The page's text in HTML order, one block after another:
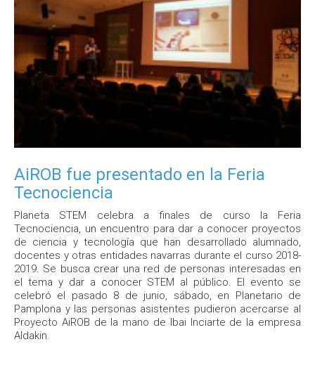
AiROB fue presentado en la Feria
Tecnociencia
Planeta STEM celebra a finales de curso la Feria
Tecnociencia, un encuentro para dar a conocer proyectos
de ciencia y tecnología que han desarrollado alumnado,
docentes y otras entidades navarras durante el curso 2018-
2019. Se busca crear una red de personas interesadas en
el tema y dar a conocer STEM al público. El evento se
celebró el pasado 8 de junio, sábado, en Planetario de
Pamplona y las personas asistentes pudieron acercarse al
Proyecto AiROB de la mano de Ibai Inciarte de la empresa
Aldakin.